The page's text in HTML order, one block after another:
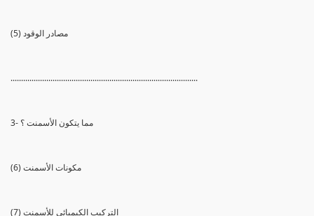
(5) مصادر الوقود
.........................................................................................
3- مما يتكون الأسمنت ؟
(6) مكونات الأسمنت
(7) التركيب الكيميائي للأسمنت